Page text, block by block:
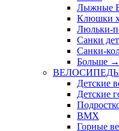
Лыжные
Клюшки
Люльки-
Санки
Санки-
Больше →
Детские
Детские
BMX
Горные